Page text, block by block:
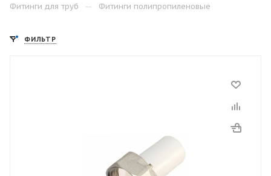
Фитинги для труб — Фитинги полипропиленовые
ФИЛЬТР